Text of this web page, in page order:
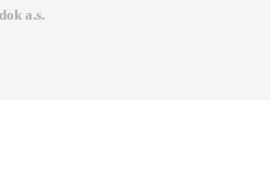
a.s.